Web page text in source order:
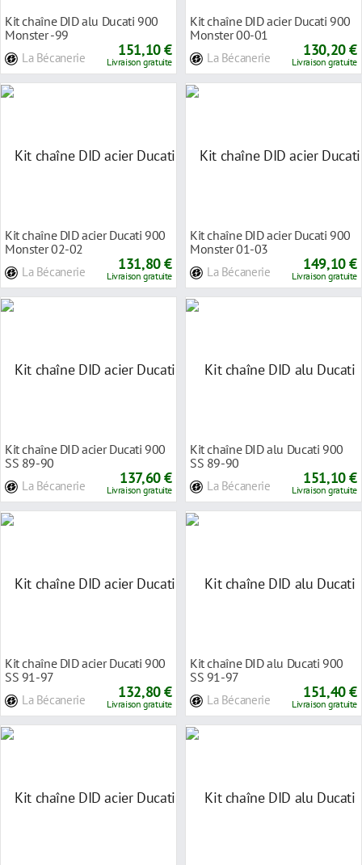
Kit chaîne DID alu Ducati 900
Monster -99
La Bécanerie 151,10 €
Livraison gratuite
Kit chaîne DID acier Ducati 900
Monster 00-01
La Bécanerie 130,20 €
Livraison gratuite
Kit chaîne DID acier Ducati 900
Monster 02-02
La Bécanerie 131,80 €
Livraison gratuite
Kit chaîne DID acier Ducati 900
Monster 01-03
La Bécanerie 149,10 €
Livraison gratuite
Kit chaîne DID acier Ducati 900
SS 89-90
La Bécanerie 137,60 €
Livraison gratuite
Kit chaîne DID alu Ducati 900
SS 89-90
La Bécanerie 151,10 €
Livraison gratuite
Kit chaîne DID acier Ducati 900
SS 91-97
La Bécanerie 132,80 €
Livraison gratuite
Kit chaîne DID alu Ducati 900
SS 91-97
La Bécanerie 151,40 €
Livraison gratuite